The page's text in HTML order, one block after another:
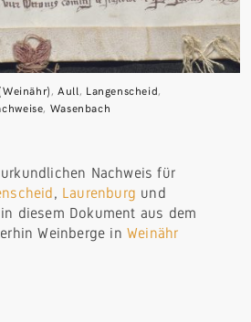
,Aull, Langenscheid,
, Wasenbach
Nachweis für
, Laurenburg und
diesem Dokument aus dem
Weinberge in Weinähr